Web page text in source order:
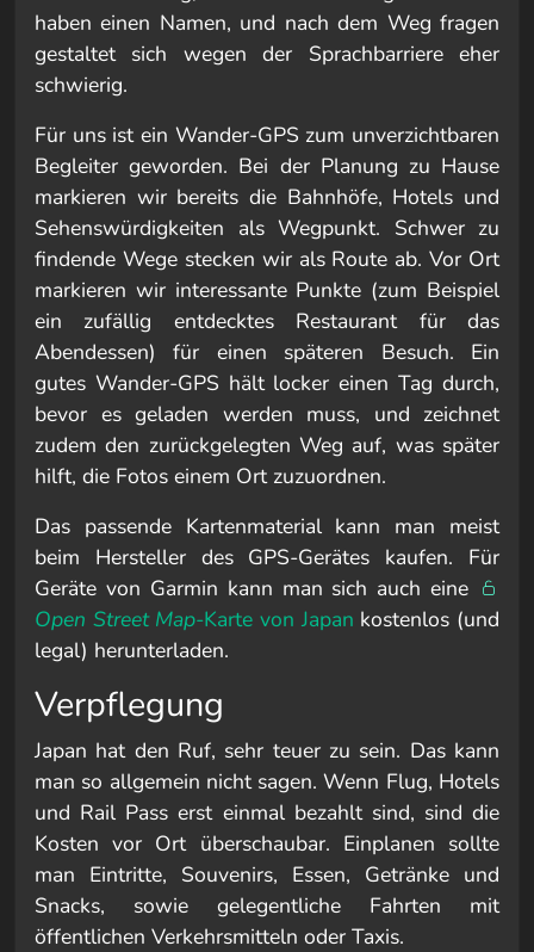
haben einen Namen, und nach dem Weg fragen
gestaltet sich wegen der Sprachbarriere eher
schwierig.
Für uns ist ein Wander-GPS zum unverzichtbaren
Begleiter geworden. Bei der Planung zu Hause
markieren wir bereits die Bahnhöfe, Hotels und
Sehenswürdigkeiten als Wegpunkt. Schwer zu
findende Wege stecken wir als Route ab. Vor Ort
markieren wir interessante Punkte (zum Beispiel
ein zufällig entdecktes Restaurant für das
Abendessen) für einen späteren Besuch. Ein
gutes Wander-GPS hält locker einen Tag durch,
bevor es geladen werden muss, und zeichnet
zudem den zurückgelegten Weg auf, was später
hilft, die Fotos einem Ort zuzuordnen.
Das passende Kartenmaterial kann man meist
beim Hersteller des GPS-Gerätes kaufen. Für
Geräte von Garmin kann man sich auch eine
Open Street Map-Karte von Japan kostenlos (und
legal) herunterladen.
Verpflegung
Japan hat den Ruf, sehr teuer zu sein. Das kann
man so allgemein nicht sagen. Wenn Flug, Hotels
und Rail Pass erst einmal bezahlt sind, sind die
Kosten vor Ort überschaubar. Einplanen sollte
man Eintritte, Souvenirs, Essen, Getränke und
Snacks, sowie gelegentliche Fahrten mit
öffentlichen Verkehrsmitteln oder Taxis.